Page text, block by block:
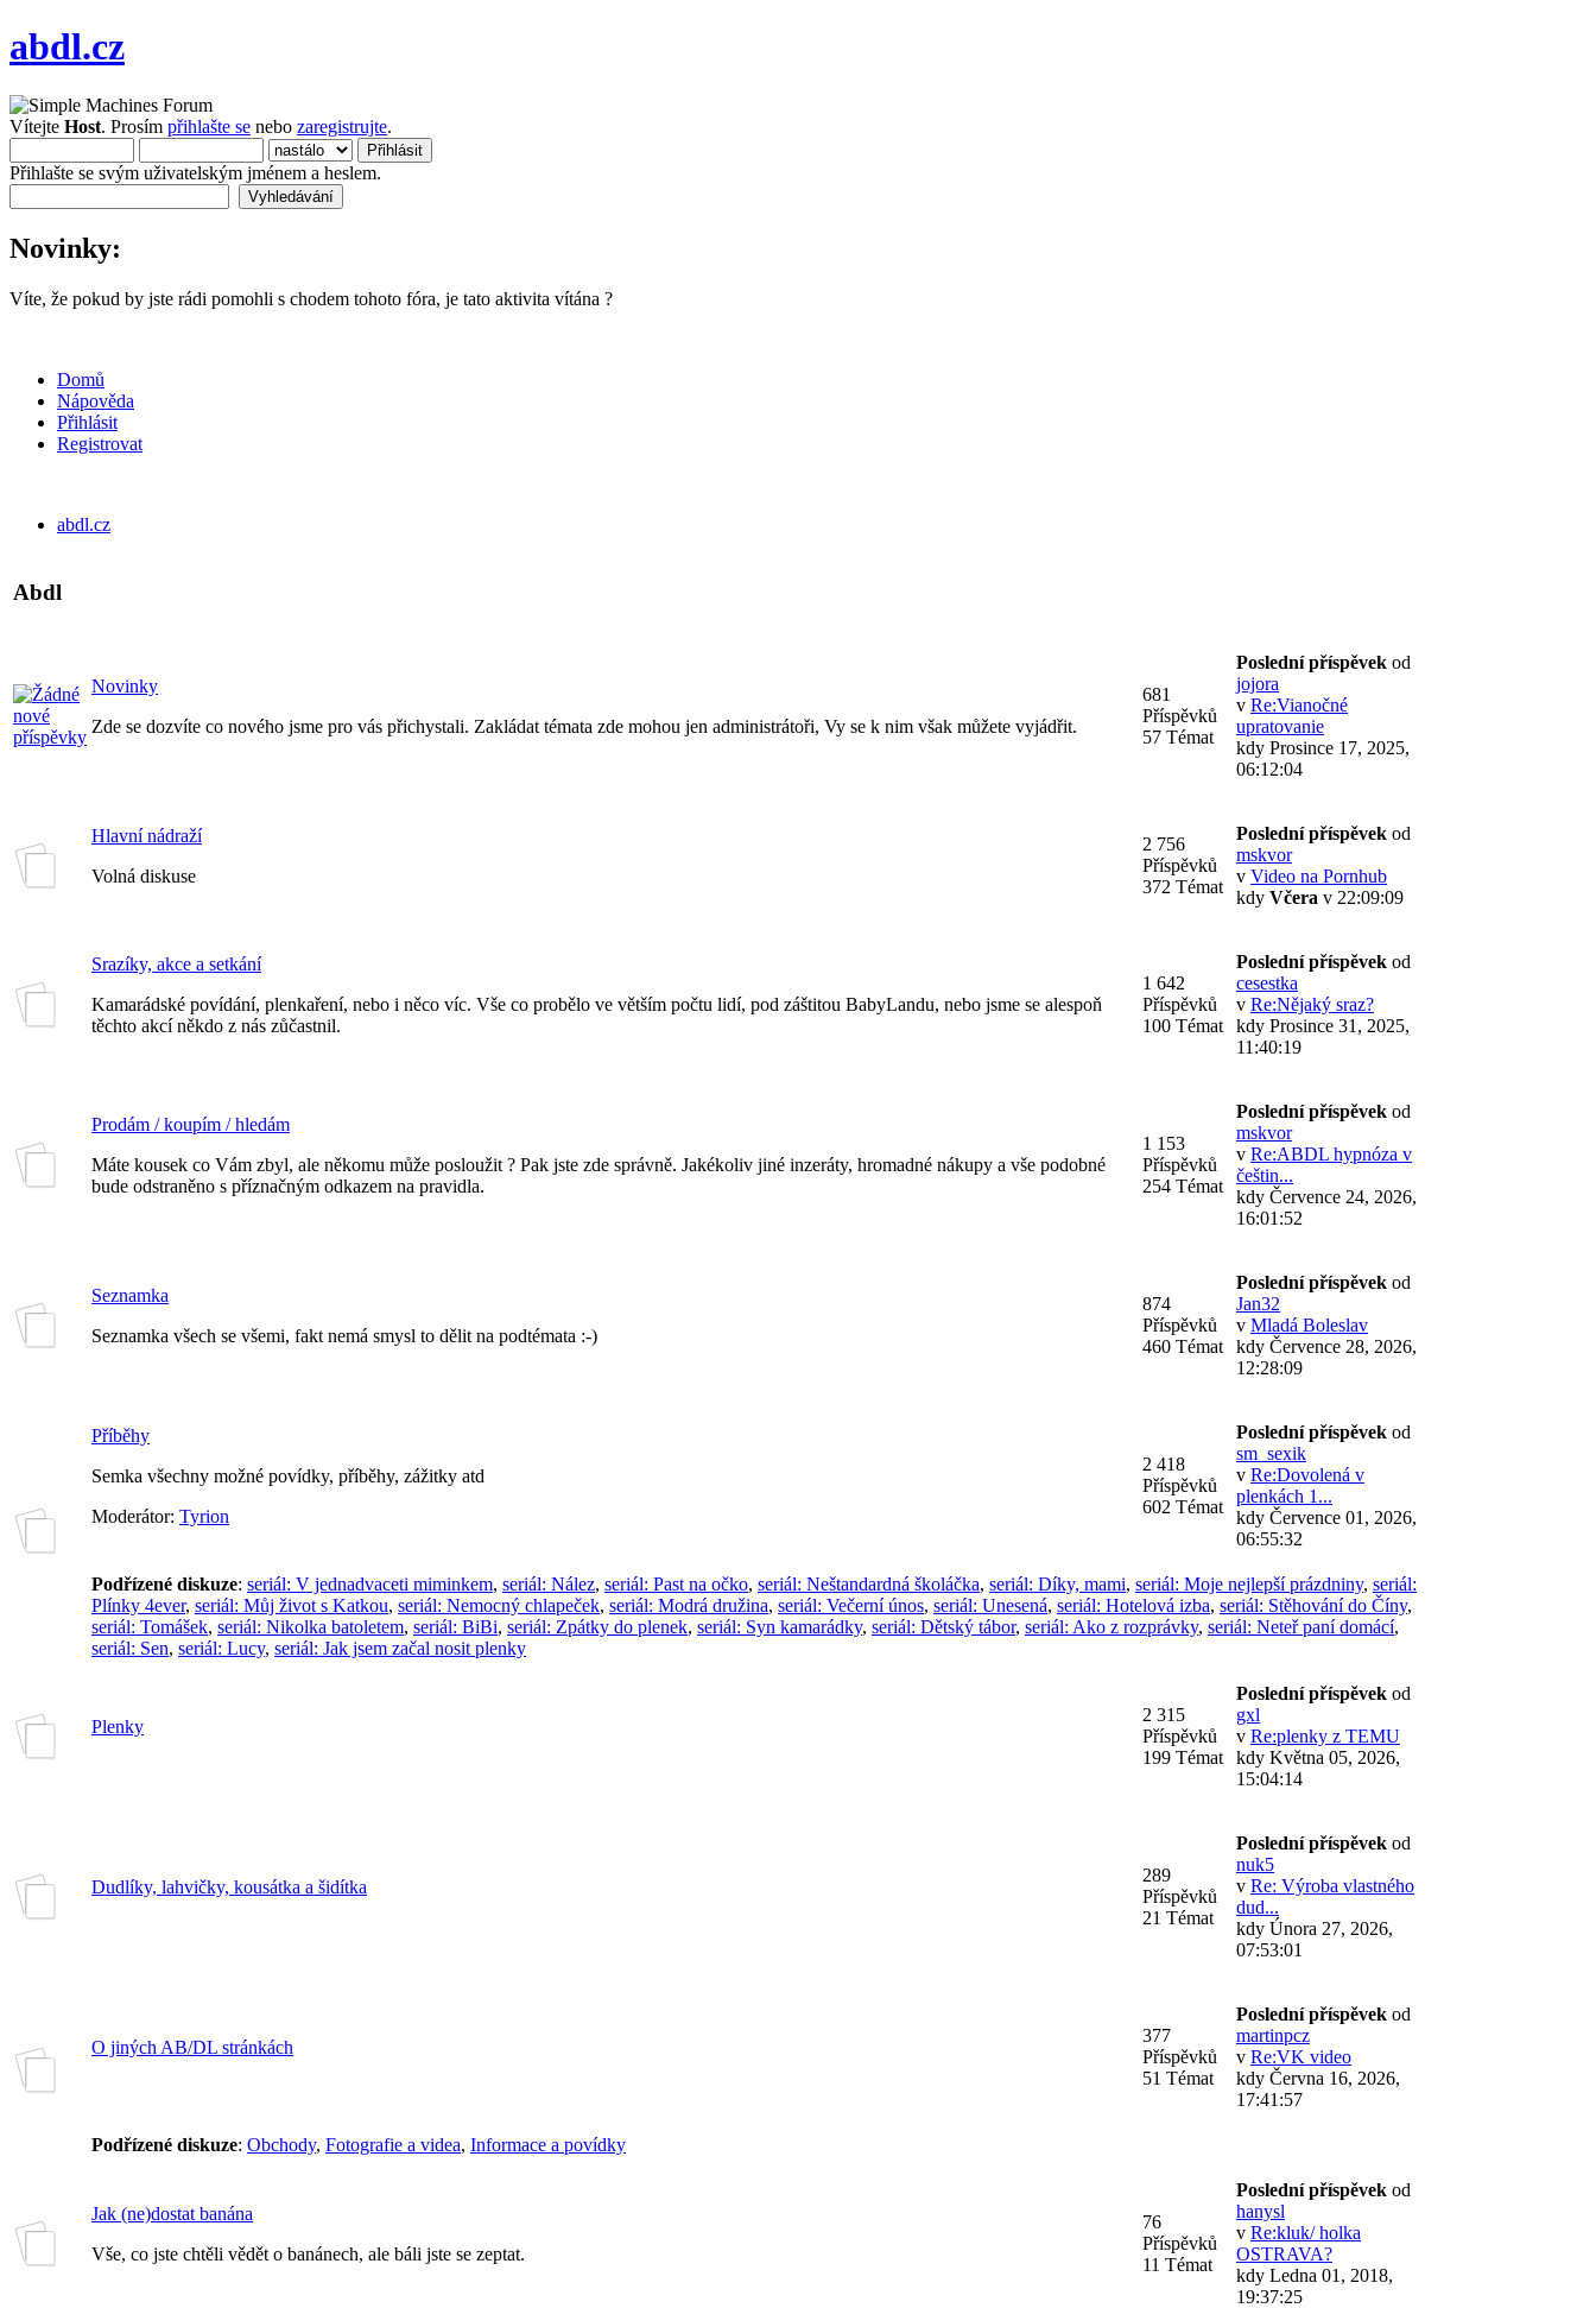
abdl.cz
Vítejte Host. Prosím přihlašte se nebo zaregistrujte.
Přihlašte se svým uživatelským jménem a heslem.
Novinky:
Víte, že pokud by jste rádi pomohli s chodem tohoto fóra, je tato aktivita vítána ?
Domů
Nápověda
Přihlásit
Registrovat
abdl.cz
Abdl
Novinky
Zde se dozvíte co nového jsme pro vás přichystali. Zakládat témata zde mohou jen administrátoři, Vy se k nim však můžete vyjádřit.
681
Příspěvků
57 Témat
Poslední příspěvek od
jojora
v Re:Vianočné
upratovanie
kdy Prosince 17, 2025,
06:12:04
Hlavní nádraží
Volná diskuse
2 756
Příspěvků
372 Témat
Poslední příspěvek od
mskvor
v Video na Pornhub
kdy Včera v 22:09:09
Srazíky, akce a setkání
Kamarádské povídání, plenkaření, nebo i něco víc. Vše co probělo ve větším počtu lidí, pod záštitou BabyLandu, nebo jsme se alespoň
těchto akcí někdo z nás zůčastnil.
1 642
Příspěvků
100 Témat
Poslední příspěvek od
cesestka
v Re:Nějaký sraz?
kdy Prosince 31, 2025,
11:40:19
Prodám / koupím / hledám
Máte kousek co Vám zbyl, ale někomu může posloužit ? Pak jste zde správně. Jakékoliv jiné inzeráty, hromadné nákupy a vše podobné
bude odstraněno s příznačným odkazem na pravidla.
1 153
Příspěvků
254 Témat
Poslední příspěvek od
mskvor
v Re:ABDL hypnóza v
češtin...
kdy Července 24, 2026,
16:01:52
Seznamka
Seznamka všech se všemi, fakt nemá smysl to dělit na podtémata :-)
874
Příspěvků
460 Témat
Poslední příspěvek od
Jan32
v Mladá Boleslav
kdy Července 28, 2026,
12:28:09
Příběhy
Semka všechny možné povídky, příběhy, zážitky atd
Moderátor: Tyrion
2 418
Příspěvků
602 Témat
Poslední příspěvek od
sm_sexik
v Re:Dovolená v
plenkách 1...
kdy Července 01, 2026,
06:55:32
Podřízené diskuze: seriál: V jednadvaceti miminkem, seriál: Nález, seriál: Past na očko, seriál: Neštandardná školáčka, seriál: Díky, mami, seriál: Moje nejlepší prázdniny, seriál:
Plínky 4ever, seriál: Můj život s Katkou, seriál: Nemocný chlapeček, seriál: Modrá družina, seriál: Večerní únos, seriál: Unesená, seriál: Hotelová izba, seriál: Stěhování do Číny,
seriál: Tomášek, seriál: Nikolka batoletem, seriál: BiBi, seriál: Zpátky do plenek, seriál: Syn kamarádky, seriál: Dětský tábor, seriál: Ako z rozprávky, seriál: Neteř paní domácí,
seriál: Sen, seriál: Lucy, seriál: Jak jsem začal nosit plenky
Plenky
2 315
Příspěvků
199 Témat
Poslední příspěvek od
gxl
v Re:plenky z TEMU
kdy Května 05, 2026,
15:04:14
Dudlíky, lahvičky, kousátka a šidítka
289
Příspěvků
21 Témat
Poslední příspěvek od
nuk5
v Re: Výroba vlastného
dud...
kdy Února 27, 2026,
07:53:01
O jiných AB/DL stránkách
377
Příspěvků
51 Témat
Poslední příspěvek od
martinpcz
v Re:VK video
kdy Června 16, 2026,
17:41:57
Podřízené diskuze: Obchody, Fotografie a videa, Informace a povídky
Jak (ne)dostat banána
Vše, co jste chtěli vědět o banánech, ale báli jste se zeptat.
76
Příspěvků
11 Témat
Poslední příspěvek od
hanysl
v Re:kluk/ holka
OSTRAVA?
kdy Ledna 01, 2018,
19:37:25